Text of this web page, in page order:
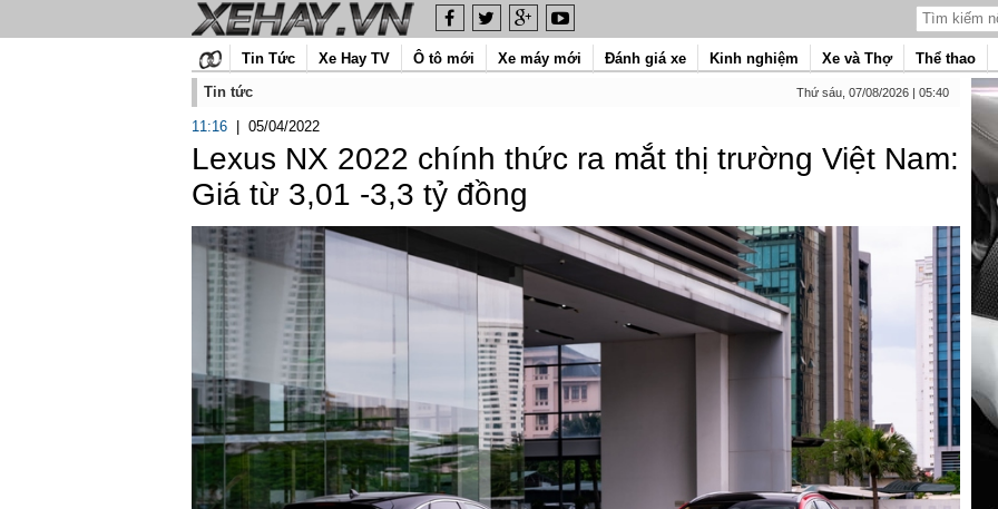
Tin Tức Xe Hay TV Ô tô mới Xe máy mới Đánh giá xe Kinh nghiệm Xe và Thợ Thể thao
Tin tức
Thứ sáu, 07/08/2026 | 05:40
11:16 05/04/2022
Lexus NX 2022 chính thức ra mắt thị trường Việt Nam:
Giá từ 3,01 -3,3 tỷ đồng